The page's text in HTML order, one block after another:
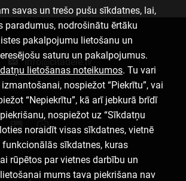
savas un trešo pušu sīkdatnes, lai,
paradumus, nodrošinātu ērtāku
pakalpojumu lietošanu un
saturu un pakalpojumus.
lietošanas noteikumos. Tu vari
nospiežot “Piekrītu”, vai
“Nepiekrītu”, kā arī jebkurā brīdī
nospiežot uz “Sīkdatņu
noraidīt visas sīkdatnes, vietnē
sīkdatnes, kuras
rūpētos par vietnes darbību un
mums tava piekrišana nav
info@citadele.lv